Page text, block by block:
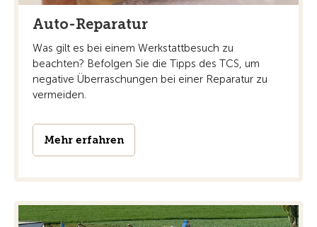
Auto-Reparatur
Was gilt es bei einem Werkstattbesuch zu
beachten? Befolgen Sie die Tipps des TCS, um
negative Überraschungen bei einer Reparatur zu
vermeiden.
Mehr erfahren